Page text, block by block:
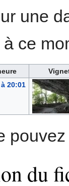
une
ce
20:01
du